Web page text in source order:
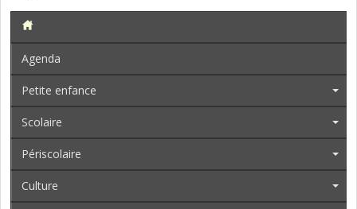
Agenda
Petite enfance
Scolaire
Périscolaire
Culture